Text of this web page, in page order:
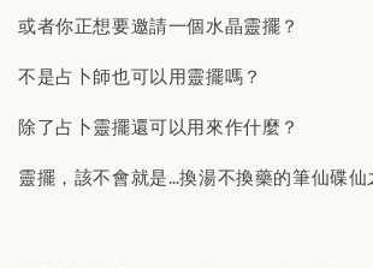
或者你正想要邀請一個水晶靈擺？
不是占卜師也可以用靈擺嗎？
除了占卜靈擺還可以用來作什麼？
靈擺，該不會就是…換湯不換藥的筆仙碟仙